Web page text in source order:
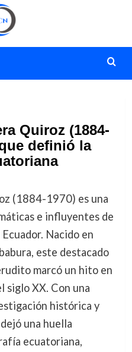
Quiroz (1884-
definió la
(1884-1970) es una
e influyentes de
Nacido en
este destacado
marcó un hito en
siglo XX. Con una
histórica y
una huella
ecuatoriana,